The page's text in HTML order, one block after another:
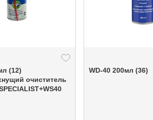
(12)
очиститель
WD-40 200мл (36)